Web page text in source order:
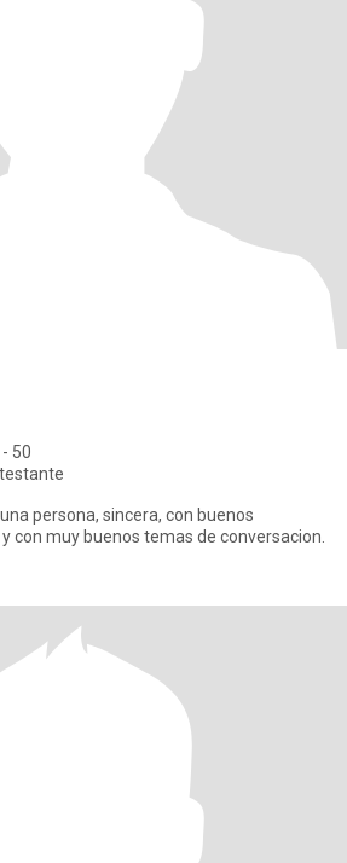
50
persona, sincera, con buenos
con muy buenos temas de conversacion.